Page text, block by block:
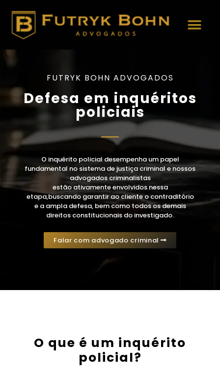
FUTRYK BOHN ADVOGADOS
Defesa em inquéritos
policiais
O inquérito policial desempenha um papel
fundamental no sistema de justiça criminal e nossos
advogados criminalistas
estão ativamente envolvidos nessa
etapa,buscando garantir ao cliente o contraditório
e a ampla defesa, bem como todos os demais
direitos constitucionais do investigado.
Falar com advogado criminal
O que é um inquérito
policial?